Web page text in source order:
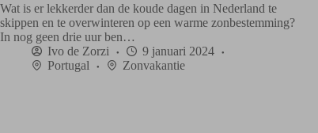
Wat is er lekkerder dan de koude dagen in Nederland te
skippen en te overwinteren op een warme zonbestemming?
In nog geen drie uur ben…
Ivo de Zorzi
9 januari 2024
Portugal
Zonvakantie